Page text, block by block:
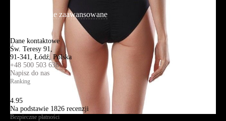
Wyszukiwanie zaawansowane
Dane kontaktowe
Św. Teresy 91,
91-341, Łódź, Polska
+48 500 503 636
Napisz do nas
Ranking
4.95
Na podstawie 1826 recenzji
Bezpieczne płatności